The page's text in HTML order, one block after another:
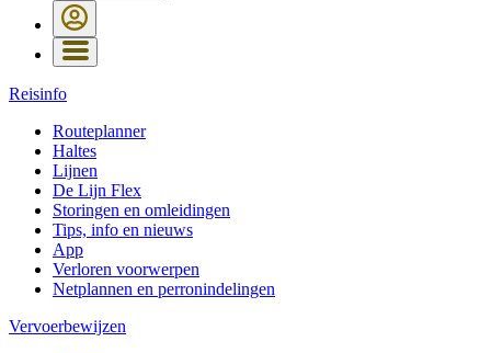
Reisinfo
Routeplanner
Haltes
Lijnen
De Lijn Flex
Storingen en omleidingen
Tips, info en nieuws
App
Verloren voorwerpen
Netplannen en perronindelingen
Vervoerbewijzen